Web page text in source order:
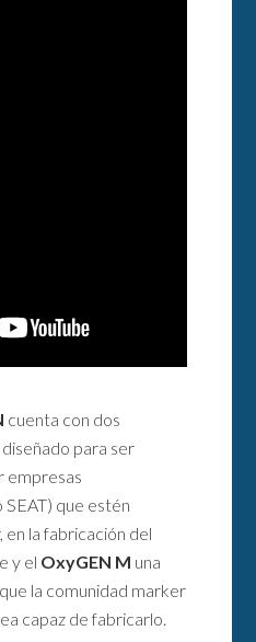
cuenta con dos
diseñado para ser
empresas
que estén
en la fabricación del
y el OxyGEN M una
la comunidad marker
capaz de fabricarlo.